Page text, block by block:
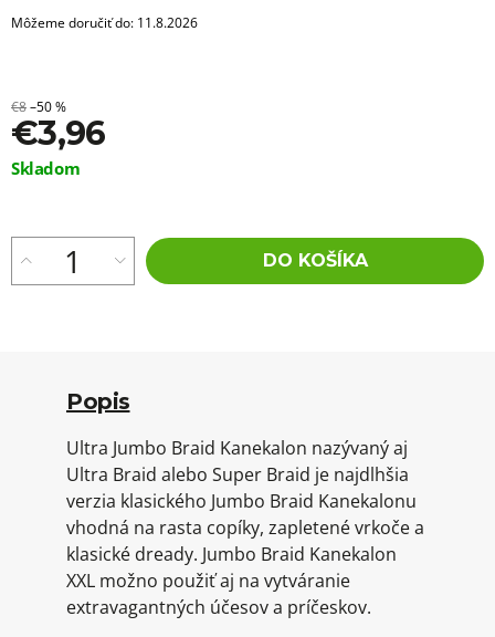
Môžeme doručiť do: 11.8.2026
€8–50 %
€3,96
Jednotková
Skladom
DO KOŠÍKA
Popis
Ultra Jumbo Braid Kanekalon nazývaný aj
Ultra Braid alebo Super Braid je najdlhšia
verzia klasického Jumbo Braid Kanekalonu
vhodná na rasta copíky, zapletené vrkoče a
klasické dready. Jumbo Braid Kanekalon
XXL možno použiť aj na vytváranie
extravagantných účesov a príčeskov.
€1,96